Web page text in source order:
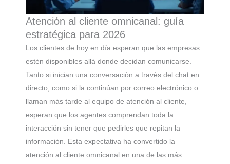
Atención al cliente omnicanal: guía
estratégica para 2026
Los clientes de hoy en día esperan que las empresas
estén disponibles allá donde decidan comunicarse.
Tanto si inician una conversación a través del chat en
directo, como si la continúan por correo electrónico o
llaman más tarde al equipo de atención al cliente,
esperan que los agentes comprendan toda la
interacción sin tener que pedirles que repitan la
información. Esta expectativa ha convertido la
atención al cliente omnicanal en una de las más